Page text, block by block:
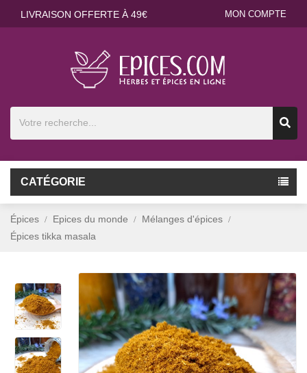
LIVRAISON OFFERTE À 49€ MON COMPTE
CATÉGORIE
Épices Epices du monde
Mélanges d'épices
Épices tikka masala